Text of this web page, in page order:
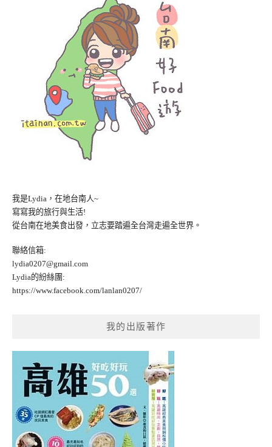
我是Lydia，在地台南人~
寫寫我的旅行與生活!
從台南在地美食出發，立志要踏遍全台灣走遍全世界。
聯絡信箱:
lydia0207@gmail.com
Lydia的紛絲團:
https://www.facebook.com/lanlan0207/
我的出版著作